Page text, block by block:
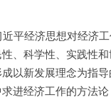
平经济思想对经济
、科学性、实践性
成以新发展理念为指
进经济工作的方法